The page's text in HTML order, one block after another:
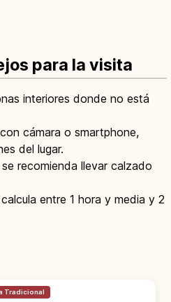
para la visita
interiores donde no está
cámara o smartphone,
del lugar.
recomienda llevar calzado
entre 1 hora y media y 2
Tradicional